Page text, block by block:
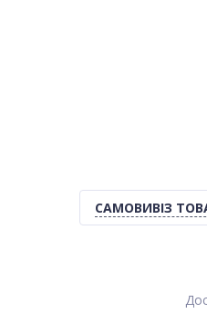
САМОВИВІЗ